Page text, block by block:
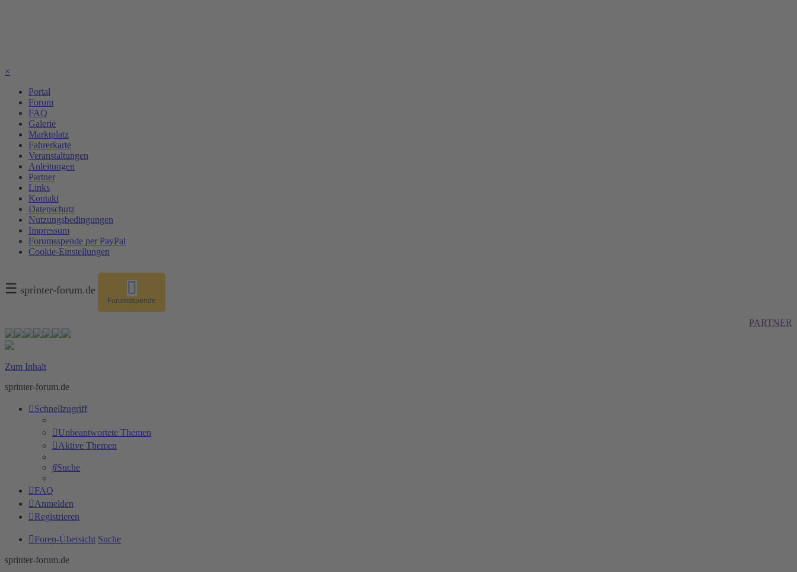
×
Portal
Forum
FAQ
Galerie
Marktplatz
Fahrerkarte
Veranstaltungen
Anleitungen
Partner
Links
Kontakt
Datenschutz
Nutzungsbedingungen
Impressum
Forumsspende per PayPal
Cookie-Einstellungen
☰ sprinter-forum.de
Forumsspende
PARTNER
Zum Inhalt
sprinter-forum.de
Schnellzugriff
Unbeantwortete Themen
Aktive Themen
Suche
FAQ
Anmelden
Registrieren
Foren-Übersicht Suche
sprinter-forum.de